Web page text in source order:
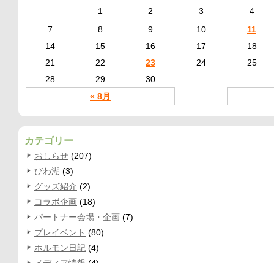
« 8月
1 2 3
4
7
8 9 10
11
14
15 16 17
18
21
22 23 24
25
28
29 30
カテゴリー
おしらせ (207)
びわ湖 (3)
グッズ紹介 (2)
コラボ企画 (18)
パートナー会場・企画 (7)
プレイベント (80)
ホルモン日記 (4)